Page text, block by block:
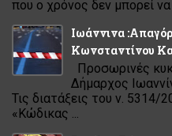
που ο χρόνος δεν μπορεί να
Ιωάννινα
Κωνσταντίνου
Προσωρινές
Δήμαρχος
Τις διατάξεις του ν.
«Κώδικας ...